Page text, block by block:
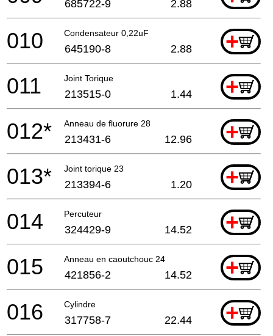
685722-9 2.88
Condensateur 0,22uF +
010 645190-8 2.88
Joint Torique +
011 213515-0 1.44
Anneau de fluorure 28 +
012* 213431-6 12.96
Joint torique 23 +
013* 213394-6 1.20
Percuteur +
014 324429-9 14.52
Anneau en caoutchouc 24 +
015 421856-2 14.52
Cylindre +
016 317758-7 22.44